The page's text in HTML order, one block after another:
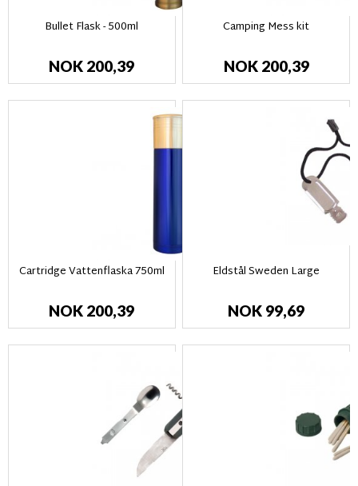
Bullet Flask - 500ml
NOK 200,39
Camping Mess kit
NOK 200,39
Cartridge Vattenflaska 750ml
NOK 200,39
Eldstål Sweden Large
NOK 99,69